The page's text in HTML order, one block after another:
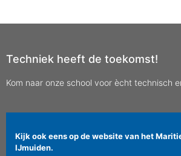
Techniek heeft de toekomst!
Kom naar onze school voor ècht technisch
Kijk ook eens op de website van het
IJmuiden.